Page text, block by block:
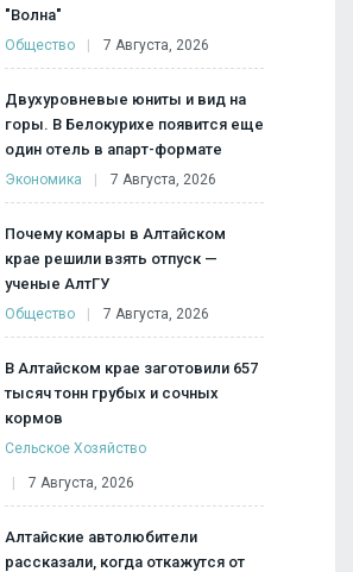
"Волна"
Общество 7 Августа, 2026
Двухуровневые юниты и вид на
горы. В Белокурихе появится еще
один отель в апарт-формате
Экономика 7 Августа, 2026
Почему комары в Алтайском
крае решили взять отпуск —
ученые АлтГУ
Общество 7 Августа, 2026
В Алтайском крае заготовили 657
тысяч тонн грубых и сочных
кормов
Сельское Хозяйство
7 Августа, 2026
Алтайские автолюбители
рассказали, когда откажутся от